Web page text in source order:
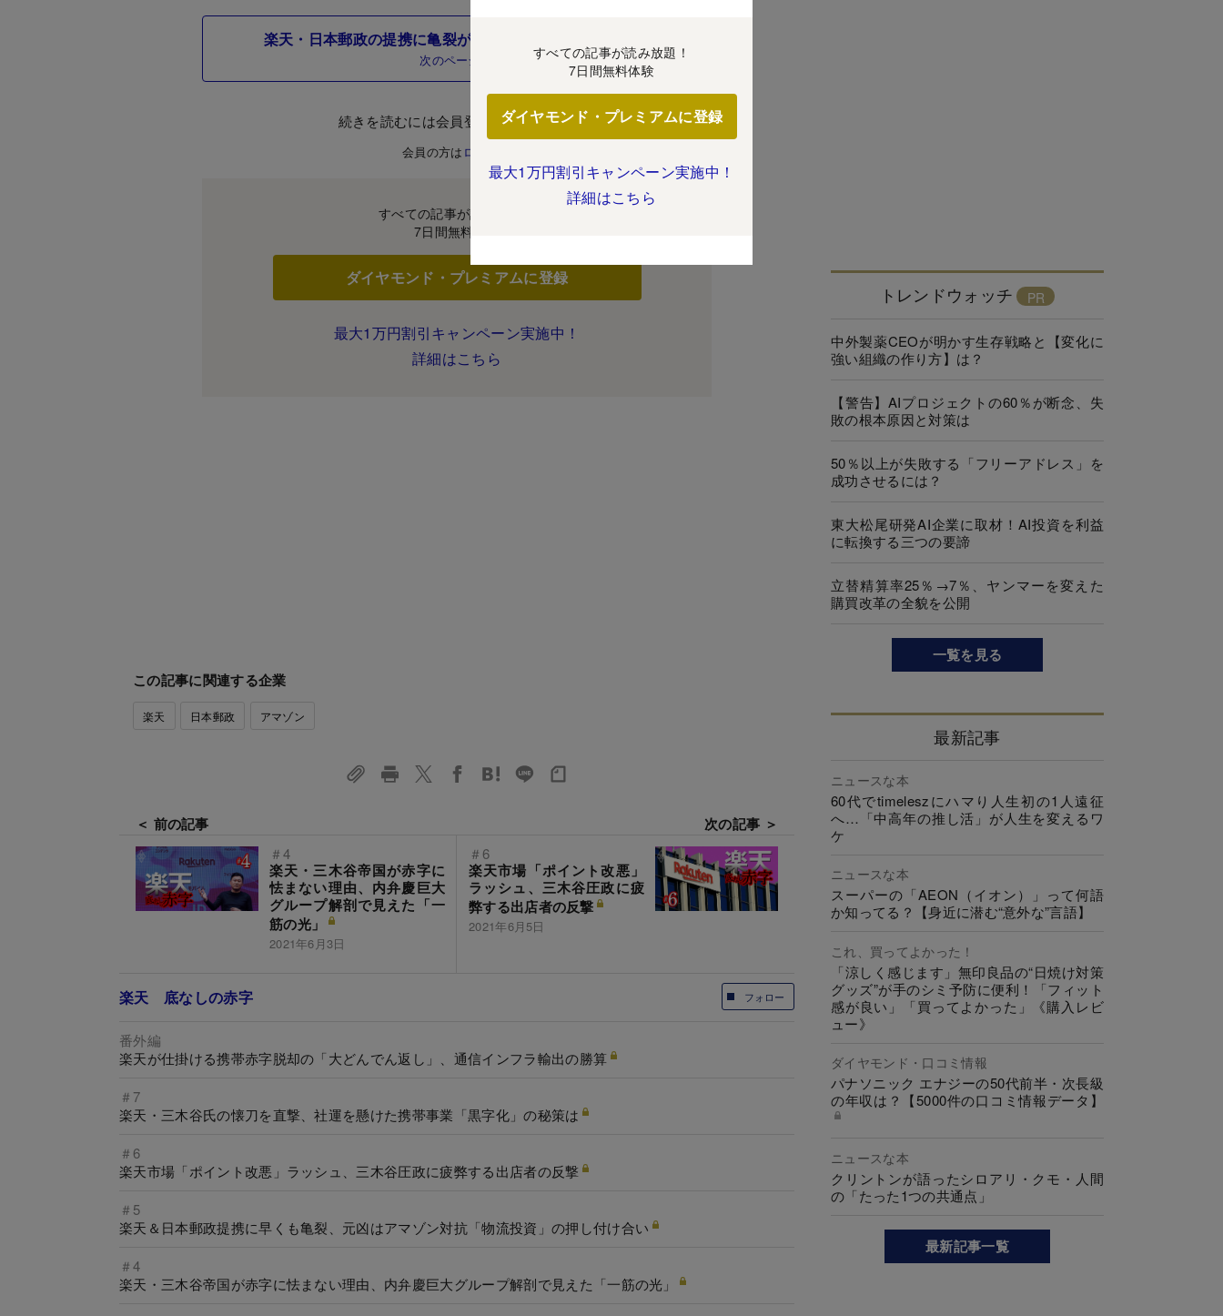
楽天・日本郵政の提携に亀裂が入る元凶の「正体」とは？
次のページ
続きを読むには会員登録が必要です。
会員の方は ログイン
すべての記事が読み放題！
7日間無料体験
ダイヤモンド・プレミアムに登録
最大1万円割引キャンペーン実施中！
詳細はこちら
すべての記事が読み放題！
7日間無料体験
ダイヤモンド・プレミアムに登録
最大1万円割引キャンペーン実施中！
詳細はこちら
この記事に関連する企業
楽天 日本郵政 アマゾン
＜ 前の記事
＃4
楽天・三木谷帝国が赤字に
怯まない理由、内弁慶巨大
グループ解剖で見えた「一
筋の光」
2021年6月3日
次の記事 ＞
＃6
楽天市場「ポイント改悪」
ラッシュ、三木谷圧政に疲
弊する出店者の反撃
2021年6月5日
フォロー
楽天 底なしの赤字
番外編
楽天が仕掛ける携帯赤字脱却の「大どんでん返し」、通信インフラ輸出の勝算
＃7
楽天・三木谷氏の懐刀を直撃、社運を懸けた携帯事業「黒字化」の秘策は
＃6
楽天市場「ポイント改悪」ラッシュ、三木谷圧政に疲弊する出店者の反撃
＃5
楽天＆日本郵政提携に早くも亀裂、元凶はアマゾン対抗「物流投資」の押し付け合い
＃4
楽天・三木谷帝国が赤字に怯まない理由、内弁慶巨大グループ解剖で見えた「一筋の光」
トレンドウォッチ
中外製薬CEOが明かす生存戦略と【変化に
強い組織の作り方】は？
【警告】AIプロジェクトの60％が断念、失
敗の根本原因と対策は
50％以上が失敗する「フリーアドレス」を
成功させるには？
東大松尾研発AI企業に取材！AI投資を利益
に転換する三つの要諦
立替精算率25％→7％、ヤンマーを変えた
購買改革の全貌を公開
一覧を見る
最新記事
ニュースな本
60代でtimeleszにハマり人生初の1人遠征
へ…「中高年の推し活」が人生を変えるワ
ケ
ニュースな本
スーパーの「AEON（イオン）」って何語
か知ってる？【身近に潜む“意外な”言語】
これ、買ってよかった！
「涼しく感じます」無印良品の“日焼け対策
グッズ”が手のシミ予防に便利！「フィット
感が良い」「買ってよかった」《購入レビ
ュー》
ダイヤモンド・口コミ情報
パナソニック エナジーの50代前半・次長級
の年収は？【5000件の口コミ情報データ】
ニュースな本
クリントンが語ったシロアリ・クモ・人間
の「たった1つの共通点」
最新記事一覧